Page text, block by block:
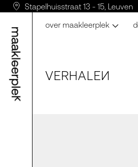
Stapelhuisstraat 13 - 15, Leuven
over maakleerplek
VERHALEN